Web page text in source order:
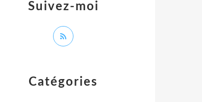
Catégories
Suivez-moi